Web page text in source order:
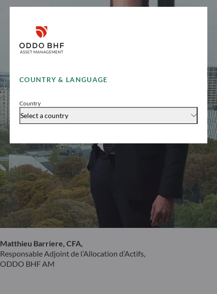
COUNTRY & LANGUAGE
Country
Select a country
Matthieu Barriere, CFA,
Responsable Adjoint de l’Allocation d’Actifs,
ODDO BHF AM